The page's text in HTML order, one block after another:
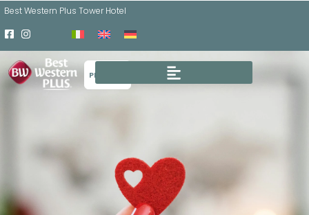
Best Western Plus Tower Hotel
PRENOTA